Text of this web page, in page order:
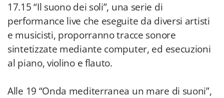
17.15 “Il suono dei soli”, una serie di
performance live che eseguite da diversi artisti
e musicisti, proporranno tracce sonore
sintetizzate mediante computer, ed esecuzioni
al piano, violino e flauto.
Alle 19 “Onda mediterranea un mare di suoni”,